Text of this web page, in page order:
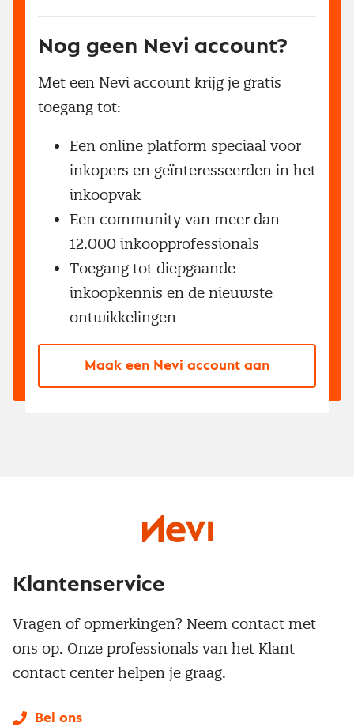
Nog geen Nevi account?
Met een Nevi account krijg je gratis
toegang tot:
Een online platform speciaal voor
inkopers en geïnteresseerden in het
inkoopvak
Een community van meer dan
12.000 inkoopprofessionals
Toegang tot diepgaande
inkoopkennis en de nieuwste
ontwikkelingen
Maak een Nevi account aan
Klantenservice
Vragen of opmerkingen? Neem contact met
ons op. Onze professionals van het Klant
contact center helpen je graag.
Bel ons